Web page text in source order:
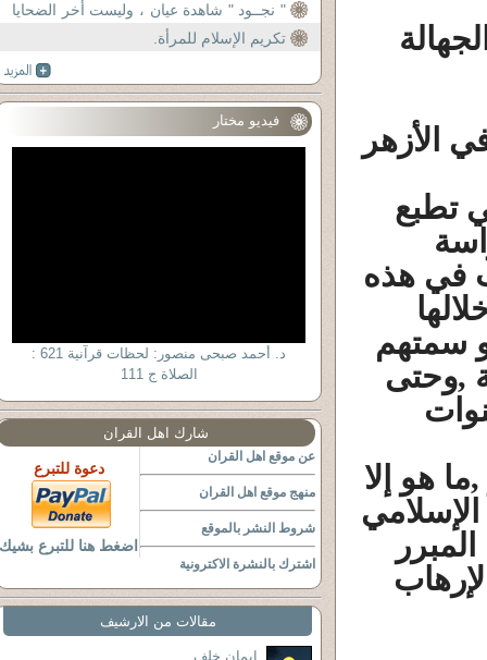
الأزهر
تطبع
في هذه
سمتهم
,وحتى
هو إلا
" نجــود " شاهدة عيان ، وليست أخر الضحايا
..!!
تكريم الإسلام للمرأة.
فيديو مختار
د. أحمد صبحى منصور: لحظات قرآنية 621 :
الصلاة ج 111
شارك اهل القران
عن موقع اهل القران
منهج موقع اهل القران
شروط النشر بالموقع
اشترك بالنشرة الاكترونية
دعوة للتبرع
اضغط هنا للتبرع بشيك
مقالات من الارشيف
ايمان خلف